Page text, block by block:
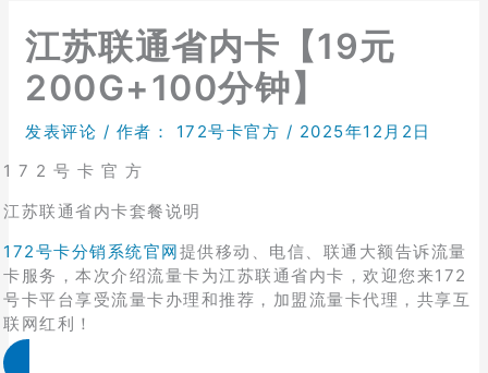
江苏联通省内卡【19元
200G+100分钟】
发表评论 / 作者： 172号卡官方 / 2025年12月2日
1 7 2 号 卡 官 方
江苏联通省内卡套餐说明
172号卡分销系统官网提供移动、电信、联通大额告诉流量
卡服务，本次介绍流量卡为江苏联通省内卡，欢迎您来172
号卡平台享受流量卡办理和推荐，加盟流量卡代理，共享互
联网红利！